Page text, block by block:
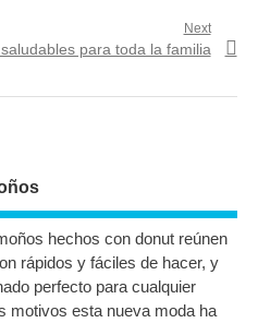
Next
para toda la familia
hechos con donut reúnen
rápidos y fáciles de hacer, y
perfecto para cualquier
motivos esta nueva moda ha